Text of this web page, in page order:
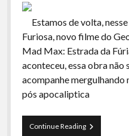
Estamos de volta,
Furiosa, novo filme do
Mad Max: Estrada da
aconteceu, essa obra não
acompanhe
pós apocaliptica
Continue ReadingFuriosa